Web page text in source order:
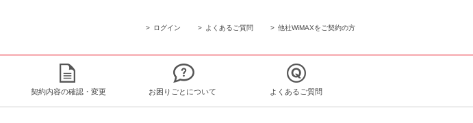
ログイン よくあるご質問 他社WiMAXをご契約の方
契約内容の確認・変更 お困りごとについて よくあるご質問